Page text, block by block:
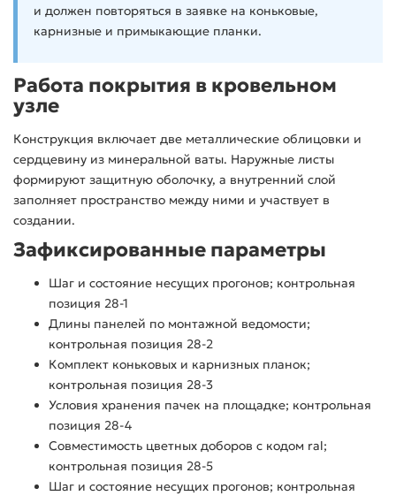
и должен повторяться в заявке на коньковые,
карнизные и примыкающие планки.
Работа покрытия в кровельном
узле
Конструкция включает две металлические облицовки и
сердцевину из минеральной ваты. Наружные листы
формируют защитную оболочку, а внутренний слой
заполняет пространство между ними и участвует в
создании.
Зафиксированные параметры
Шаг и состояние несущих прогонов; контрольная
позиция 28-1
Длины панелей по монтажной ведомости;
контрольная позиция 28-2
Комплект коньковых и карнизных планок;
контрольная позиция 28-3
Условия хранения пачек на площадке; контрольная
позиция 28-4
Совместимость цветных доборов с кодом ral;
контрольная позиция 28-5
Шаг и состояние несущих прогонов; контрольная